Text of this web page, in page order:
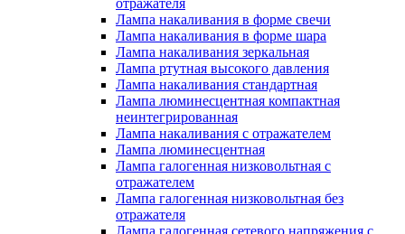
отражателя
Лампа накаливания в форме свечи
Лампа накаливания в форме шара
Лампа накаливания зеркальная
Лампа ртутная высокого давления
Лампа накаливания стандартная
Лампа люминесцентная компактная
неинтегрированная
Лампа накаливания с отражателем
Лампа люминесцентная
Лампа галогенная низковольтная с
отражателем
Лампа галогенная низковольтная без
отражателя
Лампа галогенная сетевого напряжения с